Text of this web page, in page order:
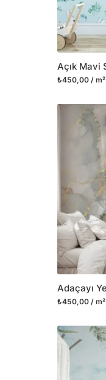
₺450,00 / m²
₺450,00 / m²